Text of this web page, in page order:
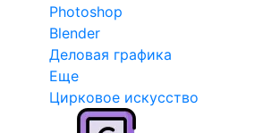
Photoshop
Blender
Деловая графика
Еще
Цирковое искусство